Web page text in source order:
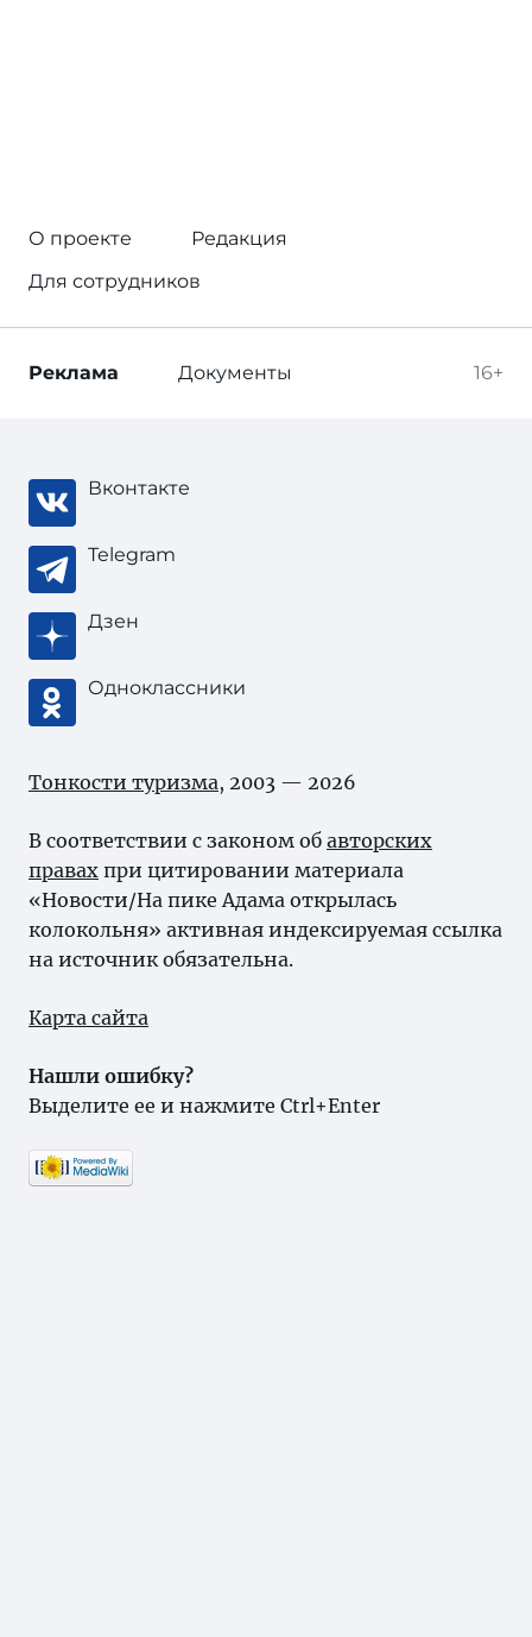
О проекте
Редакция
Для сотрудников
16+
Реклама Документы
Вконтакте
Telegram
Дзен
Одноклассники
Тонкости туризма, 2003 — 2026
В соответствии с законом об авторских
правах при цитировании материала
«Новости/На пике Адама открылась
колокольня» активная индексируемая ссылка
на источник обязательна.
Карта сайта
Нашли ошибку?
Выделите ее и нажмите Ctrl+Enter